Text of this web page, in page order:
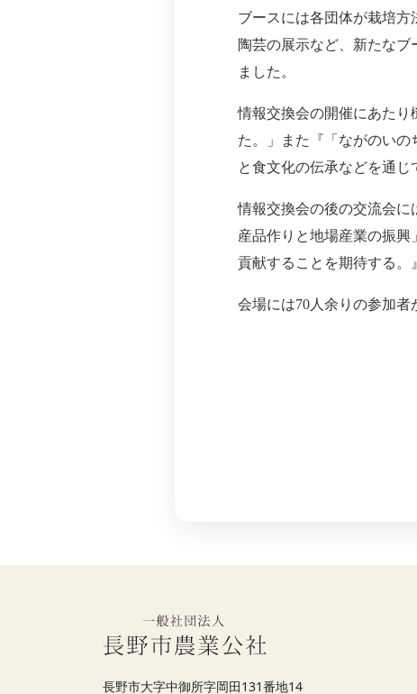
ブースには各団体が栽培
陶芸の展示など、新たな
ました。
情報交換会の開催にあたり
た。」また『「ながのい
と食文化の伝承などを通じ
情報交換会の後の交流会
産品作りと地場産業の振
貢献することを期待する。
会場には70人余りの参加者
長野市大字中御所字岡田131番地14